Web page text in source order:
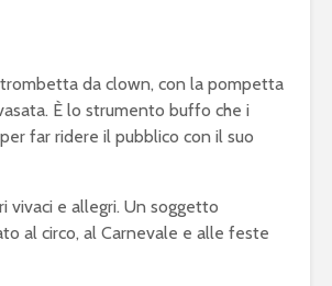
da clown, con la pompetta
È lo strumento buffo che i
far ridere il pubblico con il suo
vivaci e allegri. Un soggetto
al circo, al Carnevale e alle feste